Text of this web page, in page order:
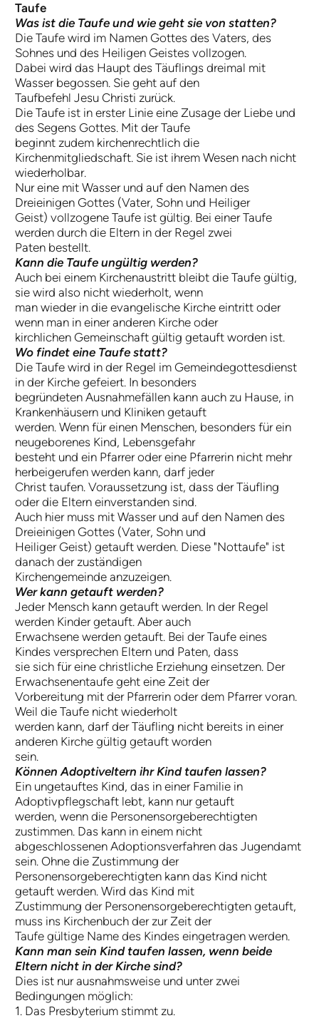
Taufe
Was ist die Taufe und wie geht sie von statten?
Die Taufe wird im Namen Gottes des Vaters, des
Sohnes und des Heiligen Geistes vollzogen.
Dabei wird das Haupt des Täuflings dreimal mit
Wasser begossen. Sie geht auf den
Taufbefehl Jesu Christi zurück.
Die Taufe ist in erster Linie eine Zusage der Liebe und
des Segens Gottes. Mit der Taufe
beginnt zudem kirchenrechtlich die
Kirchenmitgliedschaft. Sie ist ihrem Wesen nach nicht
wiederholbar.
Nur eine mit Wasser und auf den Namen des
Dreieinigen Gottes (Vater, Sohn und Heiliger
Geist) vollzogene Taufe ist gültig. Bei einer Taufe
werden durch die Eltern in der Regel zwei
Paten bestellt.
Kann die Taufe ungültig werden?
Auch bei einem Kirchenaustritt bleibt die Taufe gültig,
sie wird also nicht wiederholt, wenn
man wieder in die evangelische Kirche eintritt oder
wenn man in einer anderen Kirche oder
kirchlichen Gemeinschaft gültig getauft worden ist.
Wo findet eine Taufe statt?
Die Taufe wird in der Regel im Gemeindegottesdienst
in der Kirche gefeiert. In besonders
begründeten Ausnahmefällen kann auch zu Hause, in
Krankenhäusern und Kliniken getauft
werden. Wenn für einen Menschen, besonders für ein
neugeborenes Kind, Lebensgefahr
besteht und ein Pfarrer oder eine Pfarrerin nicht mehr
herbeigerufen werden kann, darf jeder
Christ taufen. Voraussetzung ist, dass der Täufling
oder die Eltern einverstanden sind.
Auch hier muss mit Wasser und auf den Namen des
Dreieinigen Gottes (Vater, Sohn und
Heiliger Geist) getauft werden. Diese "Nottaufe" ist
danach der zuständigen
Kirchengemeinde anzuzeigen.
Wer kann getauft werden?
Jeder Mensch kann getauft werden. In der Regel
werden Kinder getauft. Aber auch
Erwachsene werden getauft. Bei der Taufe eines
Kindes versprechen Eltern und Paten, dass
sie sich für eine christliche Erziehung einsetzen. Der
Erwachsenentaufe geht eine Zeit der
Vorbereitung mit der Pfarrerin oder dem Pfarrer voran.
Weil die Taufe nicht wiederholt
werden kann, darf der Täufling nicht bereits in einer
anderen Kirche gültig getauft worden
sein.
Können Adoptiveltern ihr Kind taufen lassen?
Ein ungetauftes Kind, das in einer Familie in
Adoptivpflegschaft lebt, kann nur getauft
werden, wenn die Personensorgeberechtigten
zustimmen. Das kann in einem nicht
abgeschlossenen Adoptionsverfahren das Jugendamt
sein. Ohne die Zustimmung der
Personensorgeberechtigten kann das Kind nicht
getauft werden. Wird das Kind mit
Zustimmung der Personensorgeberechtigten getauft,
muss ins Kirchenbuch der zur Zeit der
Taufe gültige Name des Kindes eingetragen werden.
Kann man sein Kind taufen lassen, wenn beide
Eltern nicht in der Kirche sind?
Dies ist nur ausnahmsweise und unter zwei
Bedingungen möglich:
1. Das Presbyterium stimmt zu.